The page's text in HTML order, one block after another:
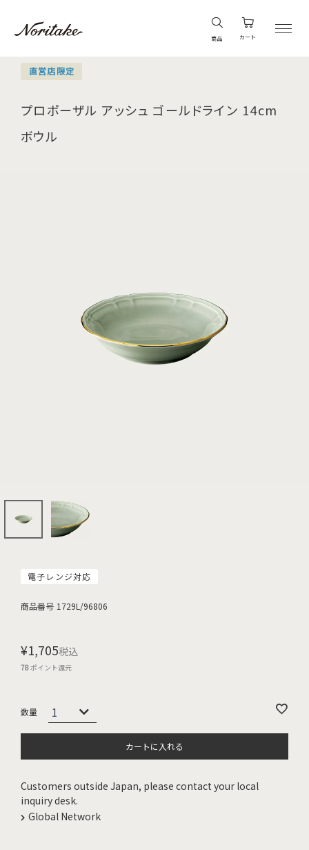
商品 カート
直営店限定
プロポーザル アッシュ ゴールドライン 14cm
ボウル
電子レンジ対応
商品番号 1729L/96806
¥1,705税込
78ポイント還元
カートに入れる
Customers outside Japan, please contact your local
inquiry desk.
Global Network